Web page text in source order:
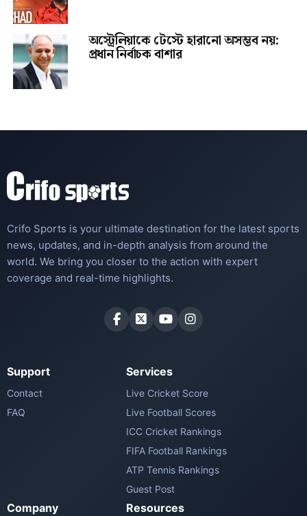
অস্ট্রেলিয়াকে টেস্টে হারানো অসম্ভব নয়:
প্রধান নির্বাচক বাশার
Crifo Sports is your ultimate destination for the latest sports
news, updates, and in-depth analysis from around the
world. We bring you closer to the action with expert
coverage and real-time highlights.
Support
Contact
FAQ
Services
Live Cricket Score
Live Football Scores
ICC Cricket Rankings
FIFA Football Rankings
ATP Tennis Rankings
Guest Post
Company Resources